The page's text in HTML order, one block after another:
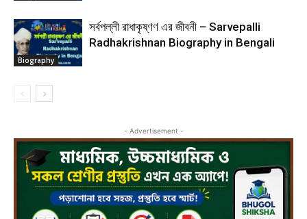
Biography
সর্বপল্লী রাধাকৃষ্ণণ এর জীবনী – Sarvepalli
Radhakrishnan Biography in Bengali
- Advertisement -